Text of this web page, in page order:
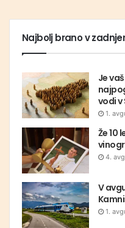
Najbolj brano v
Je
vodi v
1.
Že 10
4.
V
1.